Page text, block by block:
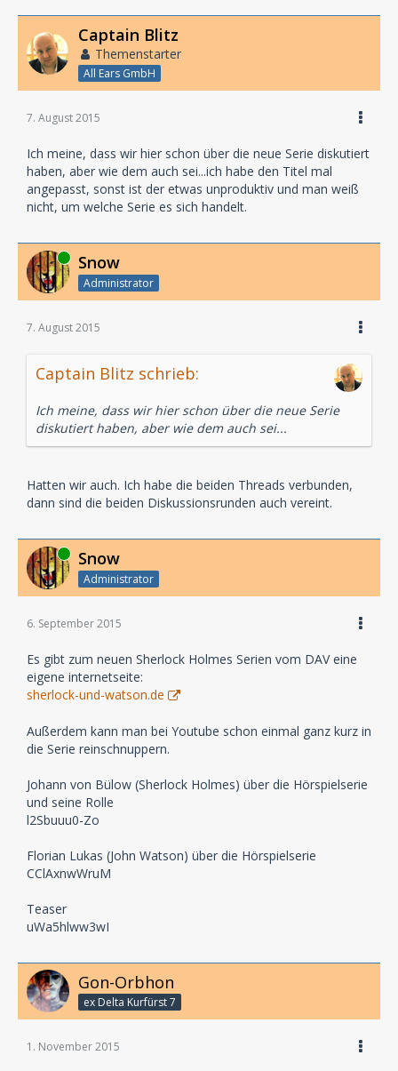
Captain Blitz
Themenstarter
All Ears GmbH
7. August 2015
Ich meine, dass wir hier schon über die neue Serie diskutiert
haben, aber wie dem auch sei...ich habe den Titel mal
angepasst, sonst ist der etwas unproduktiv und man weiß
nicht, um welche Serie es sich handelt.
Online Snow
Administrator
7. August 2015
Captain Blitz schrieb:
Ich meine, dass wir hier schon über die neue Serie
diskutiert haben, aber wie dem auch sei...
Hatten wir auch. Ich habe die beiden Threads verbunden,
dann sind die beiden Diskussionsrunden auch vereint.
Online Snow
Administrator
6. September 2015
Es gibt zum neuen Sherlock Holmes Serien vom DAV eine
eigene internetseite:
sherlock-und-watson.de
Außerdem kann man bei Youtube schon einmal ganz kurz in
die Serie reinschnuppern.
Johann von Bülow (Sherlock Holmes) über die Hörspielserie
und seine Rolle
l2Sbuuu0-Zo
Florian Lukas (John Watson) über die Hörspielserie
CClAxnwWruM
Teaser
uWa5hlww3wI
Gon-Orbhon
ex Delta Kurfürst 7
1. November 2015